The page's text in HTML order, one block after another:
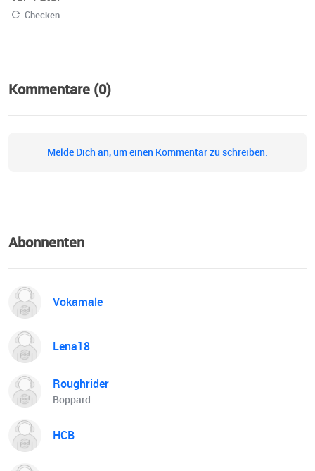
Checken
Kommentare (0)
Melde Dich an, um einen Kommentar zu schreiben.
Abonnenten
Vokamale
Lena18
Roughrider
Boppard
HCB